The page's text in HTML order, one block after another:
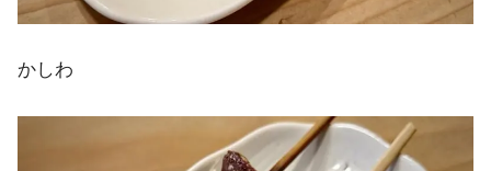
かしわ